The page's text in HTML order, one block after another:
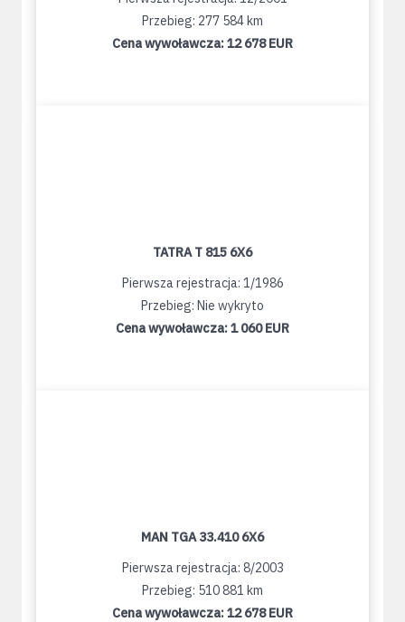
Przebieg: 277 584 km
Cena wywoławcza:12 678 EUR
TATRA T 815 6X6
Pierwsza rejestracja: 1/1986
Przebieg: Nie wykryto
Cena wywoławcza:1 060 EUR
MAN TGA 33.410 6X6
Pierwsza rejestracja: 8/2003
Przebieg: 510 881 km
Cena wywoławcza:12 678 EUR